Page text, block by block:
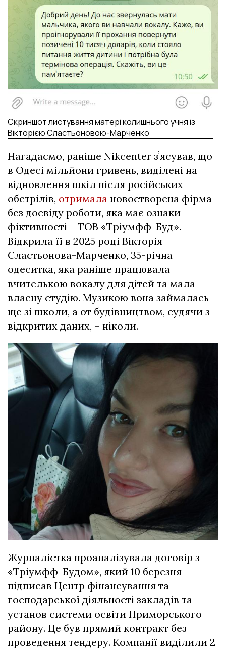
Скриншот листування матері колишнього учня із
Вікторією Сластьоновою-Марченко
Нагадаємо, раніше Nikcenter зʼясував, що
в Одесі мільйони гривень, виділені на
відновлення шкіл після російських
обстрілів, отримала новостворена фірма
без досвіду роботи, яка має ознаки
фіктивності – ТОВ «Тріумфф-Буд».
Відкрила її в 2025 році Вікторія
Сластьонова-Марченко, 35-річна
одеситка, яка раніше працювала
вчителькою вокалу для дітей та мала
власну студію. Музикою вона займалась
ще зі школи, а от будівництвом, судячи з
відкритих даних, – ніколи.
Журналістка проаналізувала договір з
«Тріумфф-Будом», який 10 березня
підписав Центр фінансування та
господарської діяльності закладів та
установ системи освіти Приморського
району. Це був прямий контракт без
проведення тендеру. Компанії виділили 2